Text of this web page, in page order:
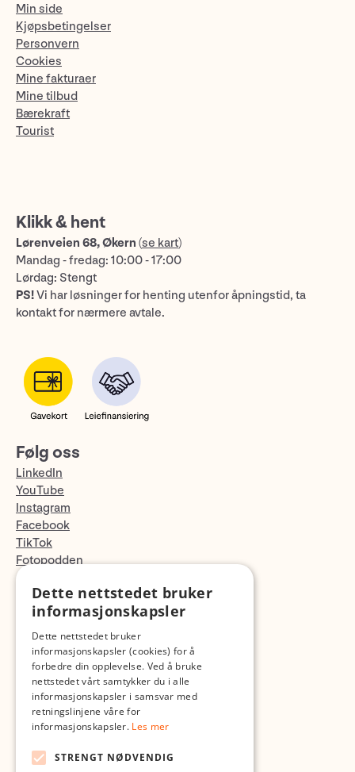
Min side
Kjøpsbetingelser
Personvern
Cookies
Mine fakturaer
Mine tilbud
Bærekraft
Tourist
Klikk & hent
Lørenveien 68, Økern (se kart)
Mandag - fredag: 10:00 - 17:00
Lørdag: Stengt
PS!Vi har løsninger for henting utenfor åpningstid, ta
kontakt for nærmere avtale.
Følg oss
LinkedIn
YouTube
Instagram
Facebook
TikTok
Fotopodden
Med forbehold om skrive- og lagerfeil
Dette nettstedet bruker
informasjonskapsler
Dette nettstedet bruker
informasjonskapsler (cookies) for å
forbedre din opplevelse. Ved å bruke
nettstedet vårt samtykker du i alle
informasjonskapsler i samsvar med
retningslinjene våre for
informasjonskapsler. Les mer
STRENGT NØDVENDIG